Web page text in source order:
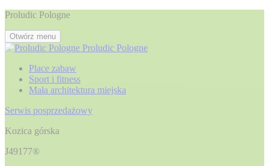
Proludic Pologne
Otwórz menu
Proludic Pologne
Place zabaw
Sport i fitness
Mała architektura miejska
Serwis posprzedażowy
Kozica górska
J49177®